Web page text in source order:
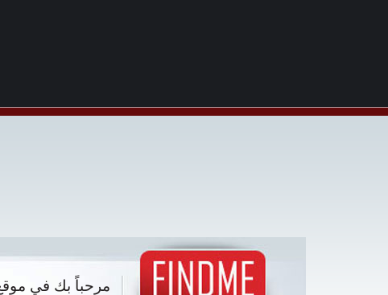
مرحباً بك في